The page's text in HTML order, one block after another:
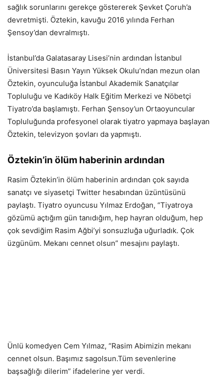
sağlık sorunlarını gerekçe göstererek Şevket Çoruh’a
devretmişti. Öztekin, kavuğu 2016 yılında Ferhan
Şensoy’dan devralmıştı.
İstanbul’da Galatasaray Lisesi’nin ardından İstanbul
Üniversitesi Basın Yayın Yüksek Okulu’ndan mezun olan
Öztekin, oyunculuğa İstanbul Akademik Sanatçılar
Topluluğu ve Kadıköy Halk Eğitim Merkezi ve Nöbetçi
Tiyatro’da başlamıştı. Ferhan Şensoy’un Ortaoyuncular
Topluluğunda profesyonel olarak tiyatro yapmaya başlayan
Öztekin, televizyon şovları da yapmıştı.
Öztekin’in ölüm haberinin ardından
Rasim Öztekin’in ölüm haberinin ardından çok sayıda
sanatçı ve siyasetçi Twitter hesabından üzüntüsünü
paylaştı. Tiyatro oyuncusu Yılmaz Erdoğan, “Tiyatroya
gözümü açtığım gün tanıdığım, hep hayran olduğum, hep
çok sevdiğim Rasim Ağbi’yi sonsuzluğa uğurladık. Çok
üzgünüm. Mekanı cennet olsun” mesajını paylaştı.
Ünlü komedyen Cem Yılmaz, “Rasim Abimizin mekanı
cennet olsun. Başımız sagolsun.Tüm sevenlerine
başsağlığı dilerim” ifadelerine yer verdi.